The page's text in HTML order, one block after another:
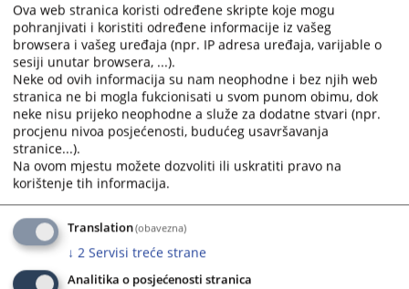
Ova web stranica koristi određene skripte koje mogu
pohranjivati i koristiti određene informacije iz vašeg
browsera i vašeg uređaja (npr. IP adresa uređaja, varijable o
sesiji unutar browsera, ...).
Neke od ovih informacija su nam neophodne i bez njih web
stranica ne bi mogla fukcionisati u svom punom obimu, dok
neke nisu prijeko neophodne a služe za dodatne stvari (npr.
procjenu nivoa posjećenosti, budućeg usavršavanja
stranice...).
Na ovom mjestu možete dozvoliti ili uskratiti pravo na
korištenje tih informacija.
Translation(obavezna)
↓ 2 Servisi treće strane
Analitika o posjećenosti stranica